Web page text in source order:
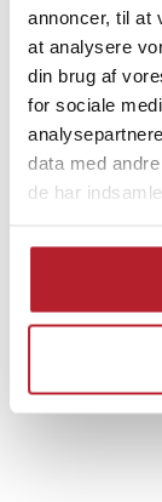
annoncer, til at
at analysere
din brug af
for sociale
data med
de har
Mod